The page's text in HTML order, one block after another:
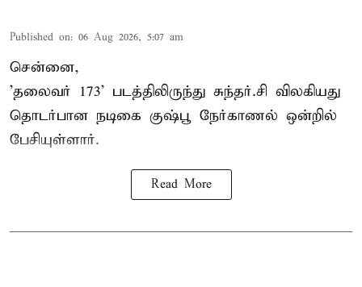
Published on: 06 Aug 2026, 5:07 am
சென்னை,
'தலைவர் 173' படத்திலிருந்து சுந்தர்.சி விலகியது
தொடர்பான நடிகை குஷ்பூ நேர்காணல் ஒன்றில்
பேசியுள்ளார்.
Read More